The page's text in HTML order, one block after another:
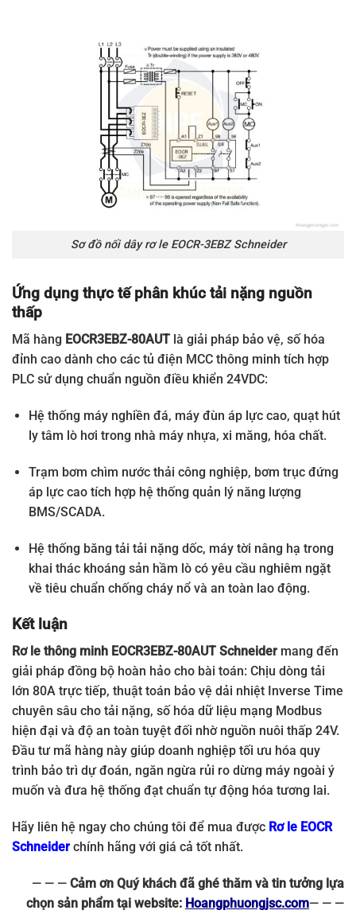
Sơ đồ nối dây rơ le EOCR-3EBZ Schneider
Ứng dụng thực tế phân khúc tải nặng nguồn
thấp
Mã hàng EOCR3EBZ-80AUT là giải pháp bảo vệ, số hóa
đỉnh cao dành cho các tủ điện MCC thông minh tích hợp
PLC sử dụng chuẩn nguồn điều khiển 24VDC:
Hệ thống máy nghiền đá, máy đùn áp lực cao, quạt hút
ly tâm lò hơi trong nhà máy nhựa, xi măng, hóa chất.
Trạm bơm chìm nước thải công nghiệp, bơm trục đứng
áp lực cao tích hợp hệ thống quản lý năng lượng
BMS/SCADA.
Hệ thống băng tải tải nặng dốc, máy tời nâng hạ trong
khai thác khoáng sản hầm lò có yêu cầu nghiêm ngặt
về tiêu chuẩn chống cháy nổ và an toàn lao động.
Kết luận
Rơ le thông minh EOCR3EBZ-80AUT Schneider mang đến
giải pháp đồng bộ hoàn hảo cho bài toán: Chịu dòng tải
lớn 80A trực tiếp, thuật toán bảo vệ dải nhiệt Inverse Time
chuyên sâu cho tải nặng, số hóa dữ liệu mạng Modbus
hiện đại và độ an toàn tuyệt đối nhờ nguồn nuôi thấp 24V.
Đầu tư mã hàng này giúp doanh nghiệp tối ưu hóa quy
trình bảo trì dự đoán, ngăn ngừa rủi ro dừng máy ngoài ý
muốn và đưa hệ thống đạt chuẩn tự động hóa tương lai.
Hãy liên hệ ngay cho chúng tôi để mua được Rơ le EOCR
Schneiderchính hãng với giá cả tốt nhất.
— — — Cảm ơn Quý khách đã ghé thăm và tin tưởng lựa
chọn sản phẩm tại website: Hoangphuongjsc.com— — —